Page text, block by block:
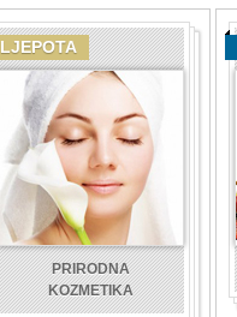
LJEPOTA
PRIRODNA
KOZMETIKA